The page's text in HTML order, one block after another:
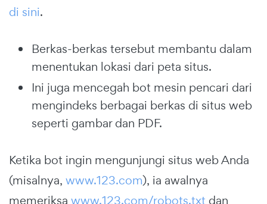
di sini.
Berkas-berkas tersebut membantu dalam
menentukan lokasi dari peta situs.
Ini juga mencegah bot mesin pencari dari
mengindeks berbagai berkas di situs web
seperti gambar dan PDF.
Ketika bot ingin mengunjungi situs web Anda
(misalnya, www.123.com), ia awalnya
memeriksa www.123.com/robots.txt dan